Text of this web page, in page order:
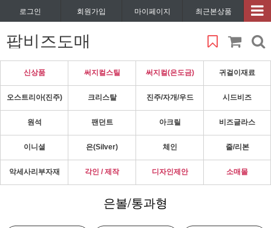
로그인 회원가입 마이페이지 최근본상품
팝비즈도매
신상품 써지컬스틸 써지컬(은도금) 귀걸이재료
오스트리아(진주) 크리스탈 진주/자개/우드 시드비즈
원석 팬던트 아크릴 비즈글라스
이니셜 은(Silver) 체인 줄/리본
악세사리부자재 각인 / 제작 디자인제안 소매몰
은볼/통과형